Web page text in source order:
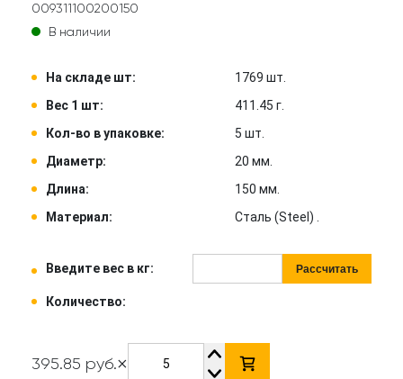
009311100200150
В наличии
На складе шт:
1769 шт.
Вес 1 шт:
411.45 г.
Кол-во в упаковке:
5 шт.
Диаметр:
20 мм.
Длина:
150 мм.
Материал:
Сталь (Steel) .
Введите вес в кг: Рассчитать
Количество:
395.85 руб.×